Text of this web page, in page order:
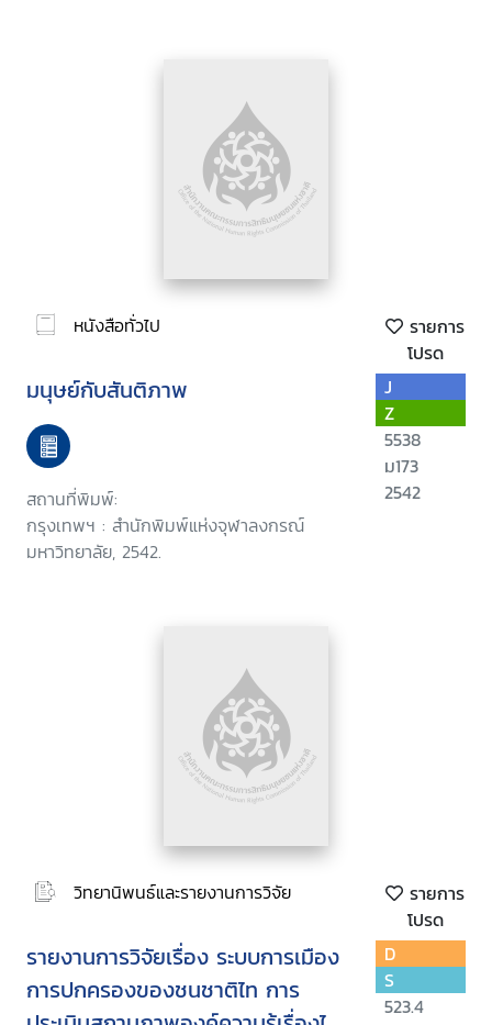
หนังสือทั่วไป
รายการ
โปรด
มนุษย์กับสันติภาพ
สถานที่พิมพ์:
กรุงเทพฯ : สำนักพิมพ์แห่งจุฬาลงกรณ์
มหาวิทยาลัย, 2542.
J
Z
5538
ม173
2542
วิทยานิพนธ์และรายงานการวิจัย
รายการ
โปรด
รายงานการวิจัยเรื่อง ระบบการเมือง
การปกครองของชนชาติไท การ
D
S
523.4